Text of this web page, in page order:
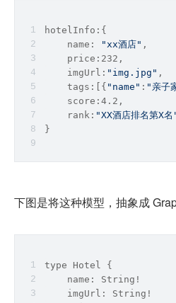
hotelInfo:{
    name:
"xx酒店" ,
    price:232,
    imgUrl:
"img.jpg" ,
    tags:[{
"name" : "亲子
    score:4.2,
    rank:
"XX酒店排名第X名
}
下图是将这种模型，抽象成
type Hotel {
    name:
String !
    imgUrl:
String !